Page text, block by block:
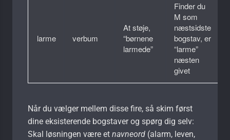
larme verbum
At støje,
“børnene
larmede”
Finder du
M som
næstsidste
bogstav, er
“larme”
næsten
givet
Når du vælger mellem disse fire, så skim først
dine eksisterende bogstaver og spørg dig selv:
Skal løsningen være et navneord (alarm, leven,